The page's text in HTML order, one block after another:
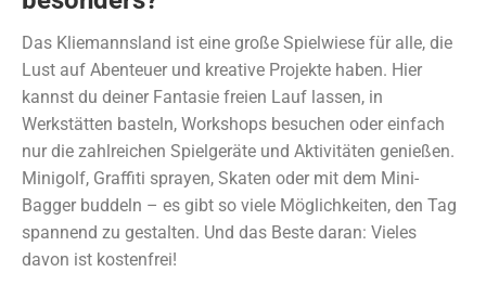
Das Kliemannsland ist eine große Spielwiese für alle, die
Lust auf Abenteuer und kreative Projekte haben. Hier
kannst du deiner Fantasie freien Lauf lassen, in
Werkstätten basteln, Workshops besuchen oder einfach
nur die zahlreichen Spielgeräte und Aktivitäten genießen.
Minigolf, Graffiti sprayen, Skaten oder mit dem Mini-
Bagger buddeln – es gibt so viele Möglichkeiten, den Tag
spannend zu gestalten. Und das Beste daran: Vieles
davon ist kostenfrei!